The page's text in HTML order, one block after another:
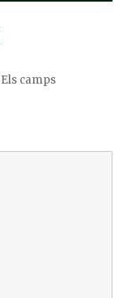
Els camps